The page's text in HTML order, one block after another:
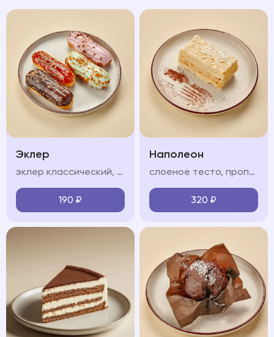
Эклер
эклер классический, соленая карамель, фисташковый, клубничный (на выбор)
190 ₽
Наполеон
слоеное тесто, пропитанное нежным крем-чиз
320 ₽